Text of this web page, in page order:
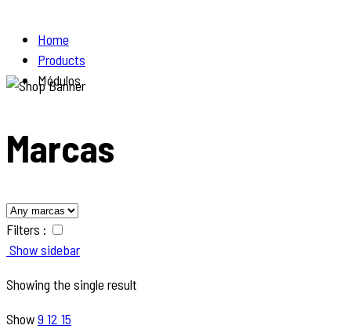
Home
Products
Módulos
Marcas
Filters :
Show sidebar
Showing the single result
Show9 12 15